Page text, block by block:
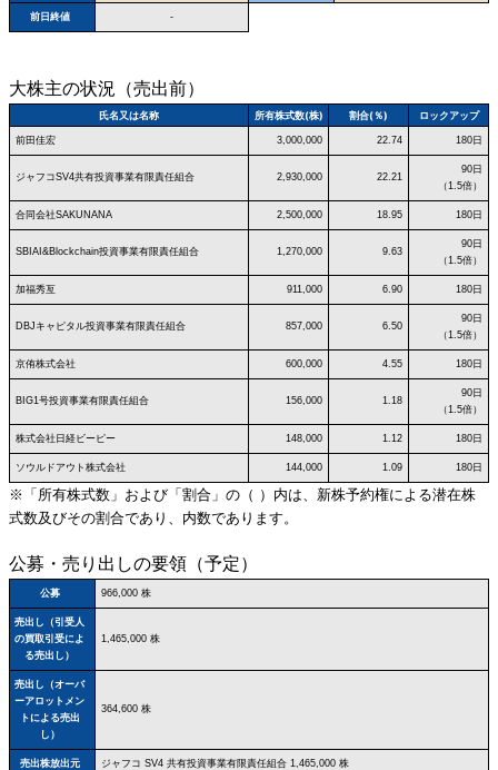
前日終値 -
大株主の状況（売出前）
氏名又は名称 所有株式数(株) 割合(％) ロックアップ
前田佳宏 3,000,000 22.74 180日
ジャフコSV4共有投資事業有限責任組合 2,930,000 22.21
90日
（1.5倍）
合同会社SAKUNANA 2,500,000 18.95 180日
SBIAI&Blockchain投資事業有限責任組合 1,270,000 9.63
90日
（1.5倍）
加福秀亙 911,000 6.90 180日
DBJキャピタル投資事業有限責任組合 857,000 6.50
90日
（1.5倍）
京侑株式会社 600,000 4.55 180日
BIG1号投資事業有限責任組合 156,000 1.18
90日
（1.5倍）
株式会社日経ビーピー 148,000 1.12 180日
ソウルドアウト株式会社 144,000 1.09 180日
※「所有株式数」および「割合」の（ ）内は、新株予約権による潜在株
式数及びその割合であり、内数であります。
公募・売り出しの要領（予定）
公募 966,000 株
売出し（引受人
の買取引受によ
る売出し）
1,465,000 株
売出し（オーバ
ーアロットメン
トによる売出
し）
364,600 株
売出株放出元 ジャフコ SV4 共有投資事業有限責任組合 1,465,000 株